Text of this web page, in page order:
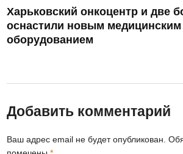
Харьковский онкоцентр и две
оснастили новым медицинским
оборудованием
Добавить комментарий
Ваш адрес email не будет опубликован.